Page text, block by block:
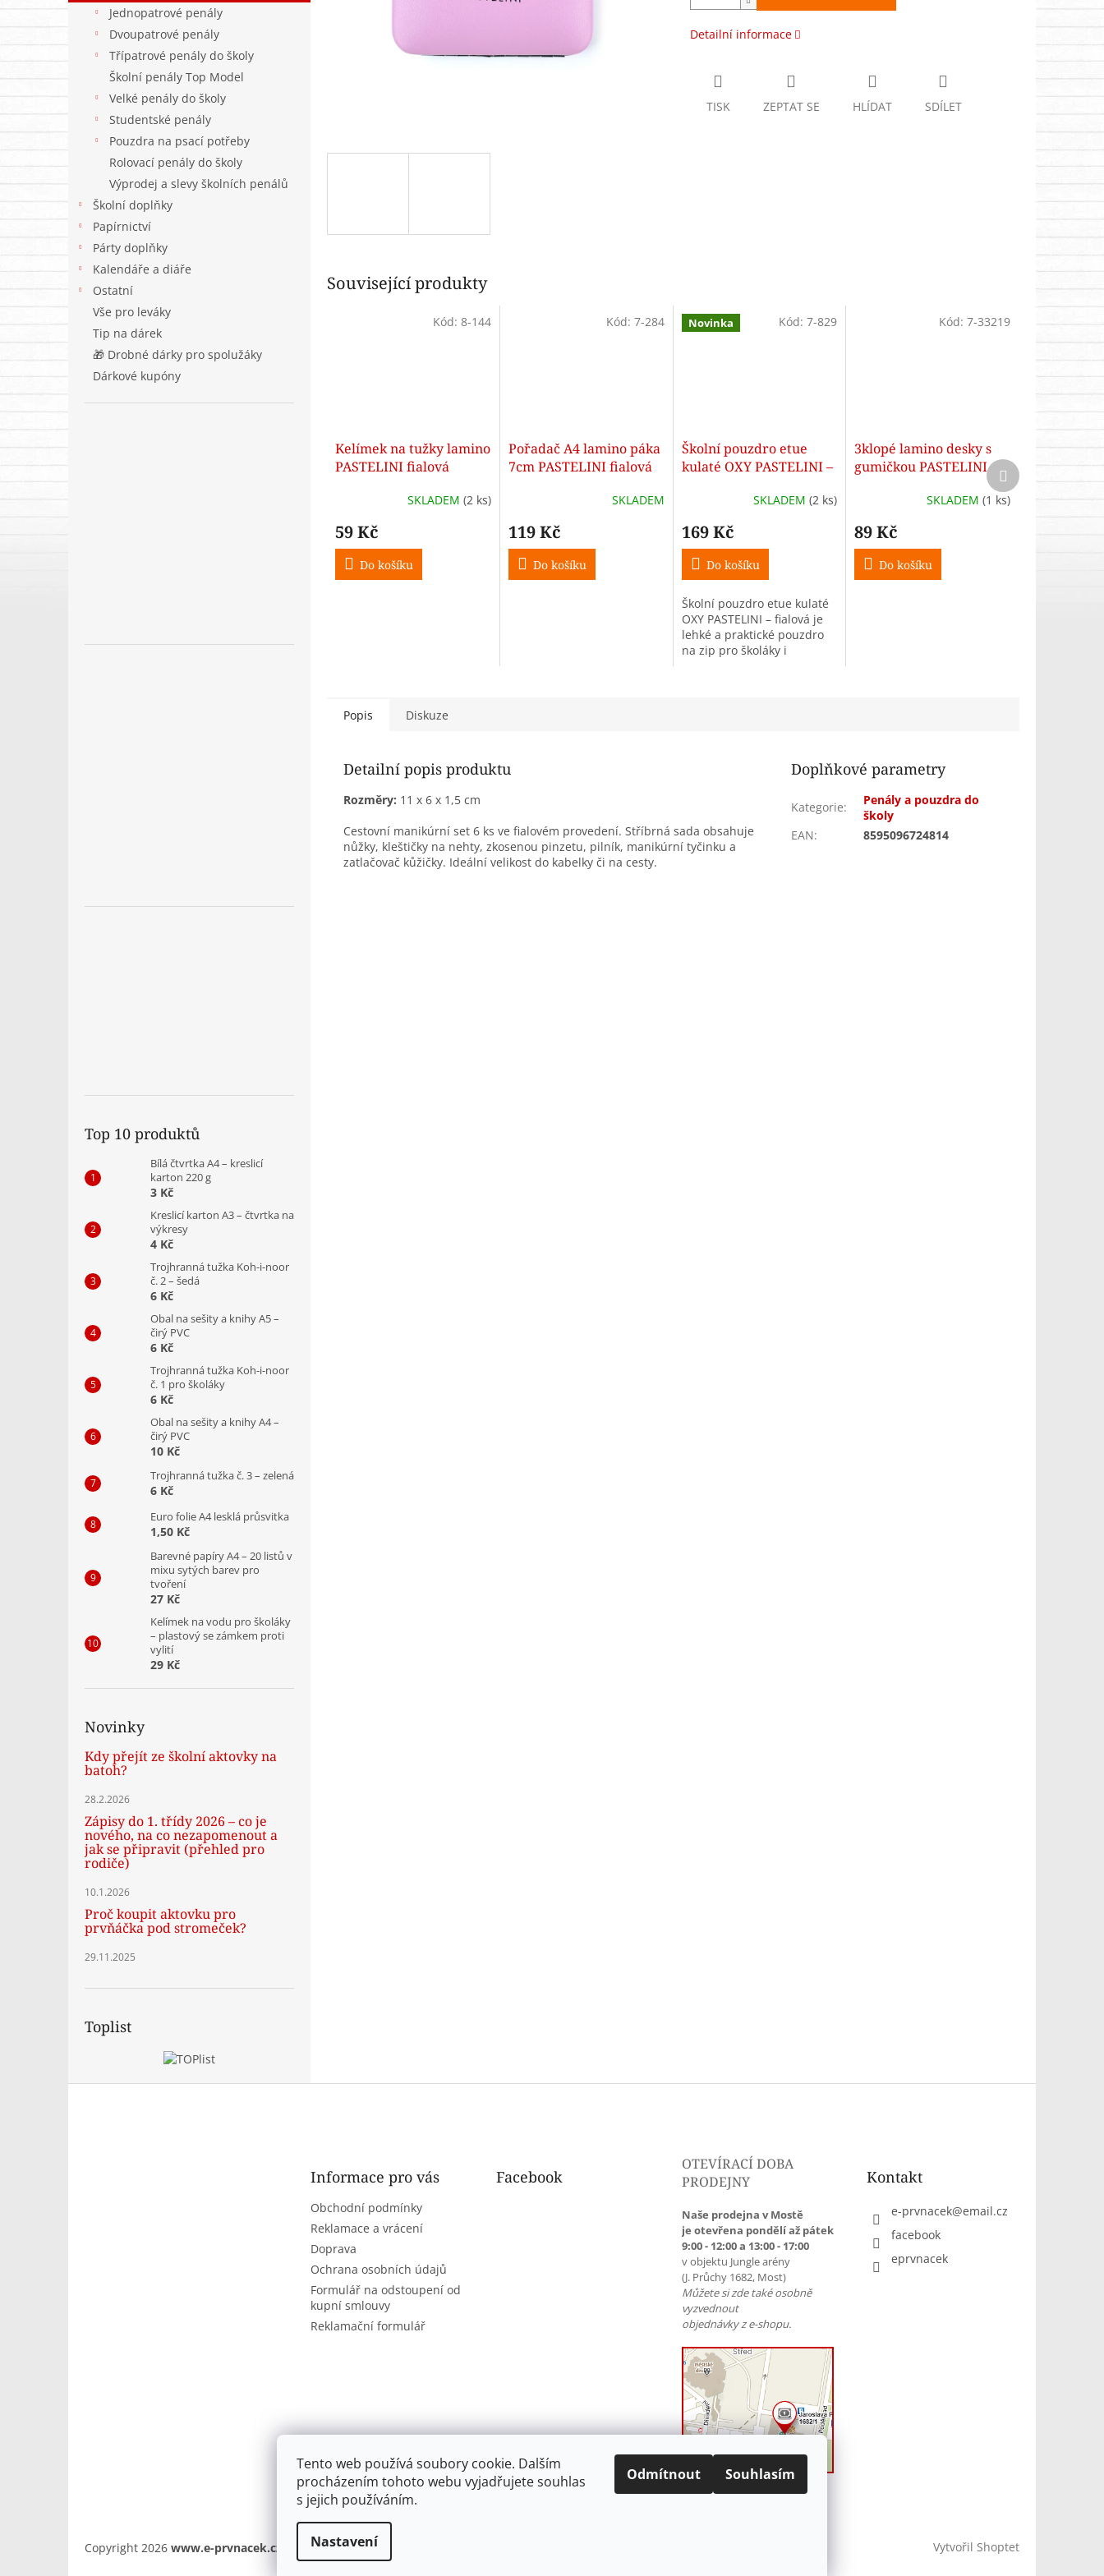
Tento web používá soubory cookie. Dalším
procházením tohoto webu vyjadřujete souhlas
s jejich používáním.
Nastavení
Odmítnout Souhlasím
Jednopatrové penály
Dvoupatrové penály
Třípatrové penály do školy
Školní penály Top Model
Velké penály do školy
Studentské penály
Pouzdra na psací potřeby
Rolovací penály do školy
Výprodej a slevy školních penálů
Školní doplňky
Papírnictví
Párty doplňky
Kalendáře a diáře
Ostatní
Vše pro leváky
Tip na dárek
🎁 Drobné dárky pro spolužáky
Dárkové kupóny
Top 10 produktů
Bílá čtvrtka A4 – kreslicí
karton 220 g
3 Kč
Kreslicí karton A3 – čtvrtka na
výkresy
4 Kč
Trojhranná tužka Koh-i-noor
č. 2 – šedá
6 Kč
Obal na sešity a knihy A5 –
čirý PVC
6 Kč
Trojhranná tužka Koh-i-noor
č. 1 pro školáky
6 Kč
Obal na sešity a knihy A4 –
čirý PVC
10 Kč
Trojhranná tužka č. 3 – zelená
6 Kč
Euro folie A4 lesklá průsvitka
1,50 Kč
Barevné papíry A4 – 20 listů v
mixu sytých barev pro
tvoření
27 Kč
Kelímek na vodu pro školáky
– plastový se zámkem proti
vylití
29 Kč
Novinky
Kdy přejít ze školní aktovky na
batoh?
28.2.2026
Zápisy do 1. třídy 2026 – co je
nového, na co nezapomenout a
jak se připravit (přehled pro
rodiče)
10.1.2026
Proč koupit aktovku pro
prvňáčka pod stromeček?
29.11.2025
Toplist
Detailní informace
TISK ZEPTAT SE HLÍDAT SDÍLET
Související produkty
Kelímek na tužky lamino
PASTELINI fialová
SKLADEM (2 ks)
59 Kč
Do košíku
Kód: 8-144
Pořadač A4 lamino páka
7cm PASTELINI fialová
SKLADEM
119 Kč
Do košíku
Kód: 7-284 Novinka
Školní pouzdro etue
kulaté OXY PASTELINI –
SKLADEM(2 ks)
169 Kč
Do košíku
Školní pouzdro etue kulaté
OXY PASTELINI – fialová je
lehké a praktické pouzdro
na zip pro školáky i
Kód:7-829
3klopé lamino desky s
gumičkou PASTELINI
SKLADEM (1 ks)
89 Kč
Do košíku
Kód: 7-33219
Další
produkt
Popis Diskuze
Detailní popis produktu
Rozměry: 11 x 6 x 1,5 cm
Cestovní manikúrní set 6 ks ve fialovém provedení. Stříbrná sada obsahuje
nůžky, kleštičky na nehty, zkosenou pinzetu, pilník, manikúrní tyčinku a
zatlačovač kůžičky. Ideální velikost do kabelky či na cesty.
Doplňkové parametry
Kategorie:
Penály a pouzdra do
školy
EAN: 8595096724814
Informace pro vás
Obchodní podmínky
Reklamace a vrácení
Doprava
Ochrana osobních údajů
Formulář na odstoupení od
kupní smlouvy
Reklamační formulář
Facebook
OTEVÍRACÍ DOBA
PRODEJNY
Naše prodejna v Mostě
je otevřena pondělí až pátek
9:00 - 12:00 a 13:00 - 17:00
v objektu Jungle arény
(J. Průchy 1682, Most)
Můžete si zde také osobně
vyzvednout
objednávky z e-shopu.
Kontakt
e-prvnacek@email.cz
facebook
eprvnacek
Vytvořil Shoptet
Copyright 2026 www.e-prvnacek.cz . Všechna práva vyhrazena.